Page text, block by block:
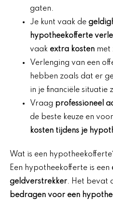
gaten.
Je kunt vaak de
hypotheekofferte
vaak extra kosten met
Verlenging van een
hebben zoals dat er
in je financiële situatie
Vraag professioneel
de beste keuze en
kosten tijdens je
Wat is een
Een hypotheekofferte is een
geldverstrekker. Het bevat
bedragen voor een